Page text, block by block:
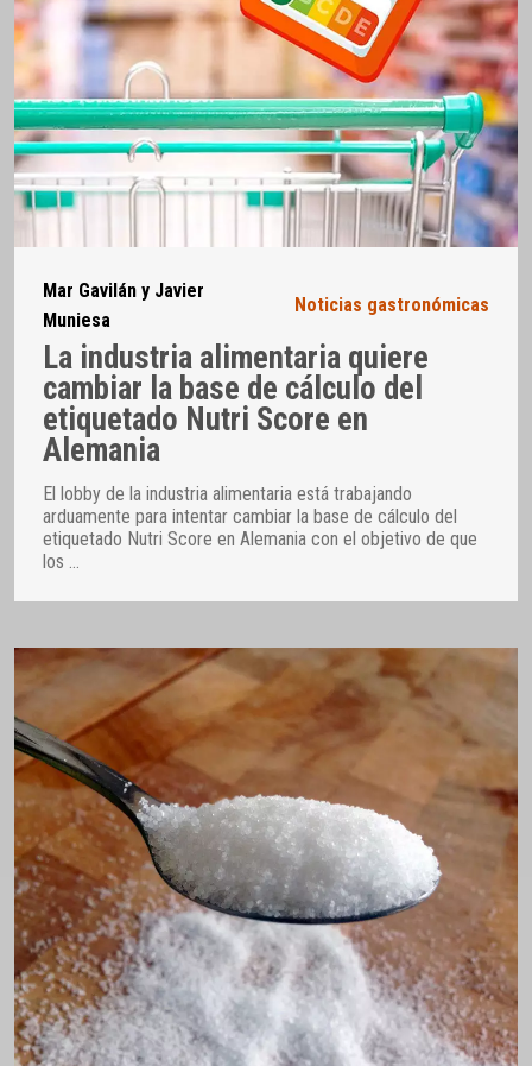
Mar Gavilán y Javier
Muniesa
Noticias gastronómicas
La industria alimentaria quiere
cambiar la base de cálculo del
etiquetado Nutri Score en
Alemania
El lobby de la industria alimentaria está trabajando
arduamente para intentar cambiar la base de cálculo del
etiquetado Nutri Score en Alemania con el objetivo de que
los …